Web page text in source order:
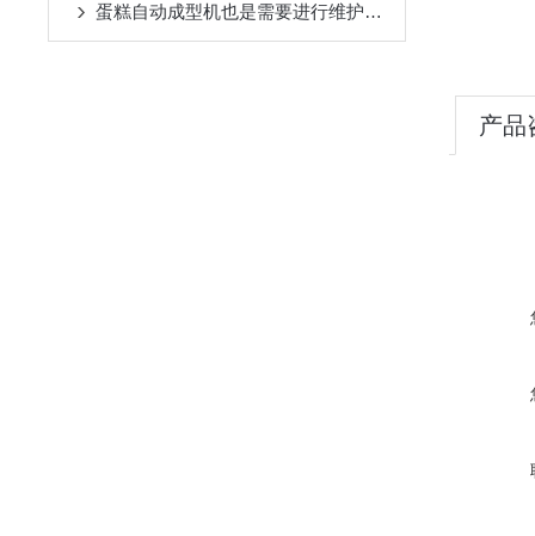
蛋糕自动成型机也是需要进行维护保养的
产品